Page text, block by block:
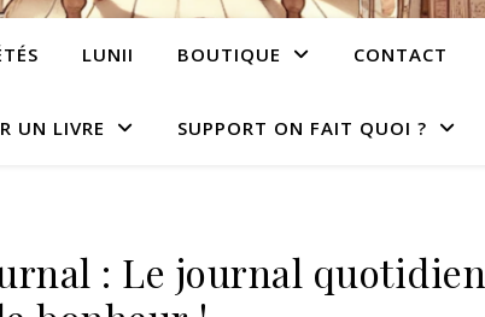
LUNII BOUTIQUE CONTACT
UN LIVRE SUPPORT ON FAIT QUOI ?
: Le journal quotidien